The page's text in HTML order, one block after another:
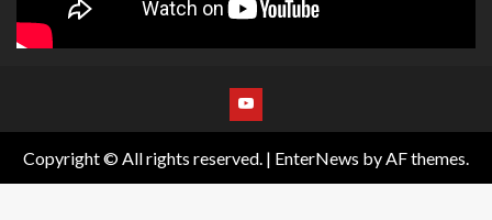
Copyright © All rights reserved. | EnterNews by AF themes.